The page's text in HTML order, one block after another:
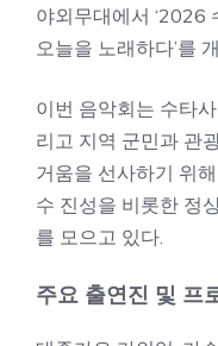
야외무대에서 ‘2026
오늘을 노래하다’를
이번 음악회는 수타
리고 지역 군민과 관
거움을 선사하기 위
수 진성을 비롯한 정
를 모으고 있다.
주요 출연진 및 프